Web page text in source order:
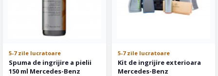
5-7 zile lucratoare
Spuma de ingrijire a pielii
150 ml Mercedes-Benz
5-7 zile lucratoare
Kit de ingrijire exterioara
Mercedes-Benz